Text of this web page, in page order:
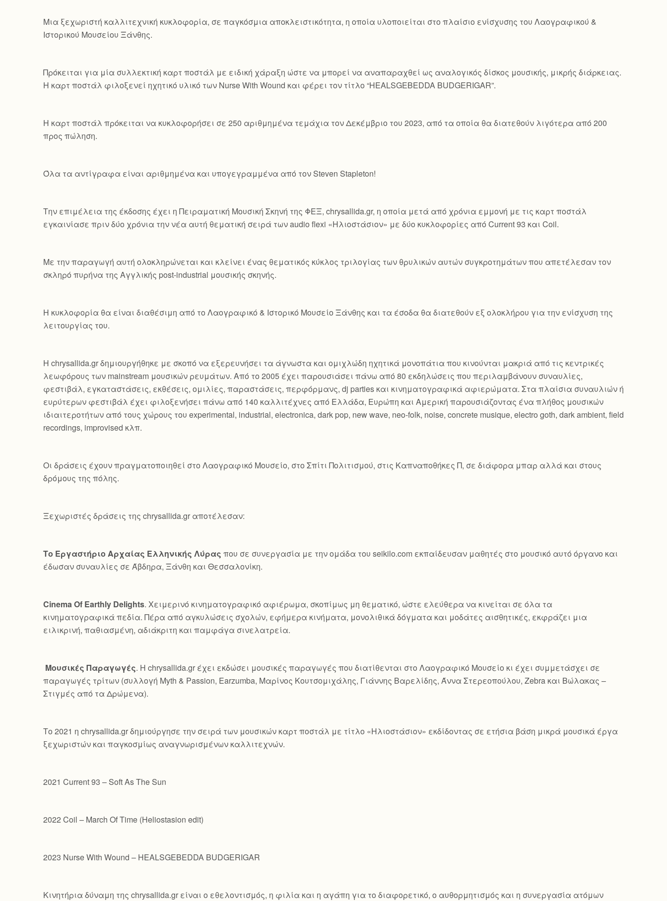
Mια ξεχωριστή καλλιτεχνική κυκλοφορία, σε παγκόσμια αποκλειστικότητα, η οποία υλοποιείται στο πλαίσιο ενίσχυσης του Λαογραφικού &
Ιστορικού Μουσείου Ξάνθης.
Πρόκειται για μία συλλεκτική καρτ ποστάλ με ειδική χάραξη ώστε να μπορεί να αναπαραχθεί ως αναλογικός δίσκος μουσικής, μικρής διάρκειας.
Η καρτ ποστάλ φιλοξενεί ηχητικό υλικό των Nurse With Wound και φέρει τον τίτλο “HEALSGEBEDDA BUDGERIGAR”.
Η καρτ ποστάλ πρόκειται να κυκλοφορήσει σε 250 αριθμημένα τεμάχια τον Δεκέμβριο του 2023, από τα οποία θα διατεθούν λιγότερα από 200
προς πώληση.
Όλα τα αντίγραφα είναι αριθμημένα και υπογεγραμμένα από τον Steven Stapleton!
Την επιμέλεια της έκδοσης έχει η Πειραματική Μουσική Σκηνή της ΦΕΞ, chrysallida.gr, η οποία μετά από χρόνια εμμονή με τις καρτ ποστάλ
εγκαινίασε πριν δύο χρόνια την νέα αυτή θεματική σειρά των audio flexi «Ηλιοστάσιον» με δύο κυκλοφορίες από Current 93 και Coil.
Με την παραγωγή αυτή ολοκληρώνεται και κλείνει ένας θεματικός κύκλος τριλογίας των θρυλικών αυτών συγκροτημάτων που απετέλεσαν τον
σκληρό πυρήνα της Αγγλικής post-industrial μουσικής σκηνής.
Η κυκλοφορία θα είναι διαθέσιμη από το Λαογραφικό & Ιστορικό Μουσείο Ξάνθης και τα έσοδα θα διατεθούν εξ ολοκλήρου για την ενίσχυση της
λειτουργίας του.
Η chrysallida.gr δημιουργήθηκε με σκοπό να εξερευνήσει τα άγνωστα και ομιχλώδη ηχητικά μονοπάτια που κινούνται μακριά από τις κεντρικές
λεωφόρους των mainstream μουσικών ρευμάτων. Από το 2005 έχει παρουσιάσει πάνω από 80 εκδηλώσεις που περιλαμβάνουν συναυλίες,
φεστιβάλ, εγκαταστάσεις, εκθέσεις, ομιλίες, παραστάσεις, περφόρμανς, dj parties και κινηματογραφικά αφιερώματα. Στα πλαίσια συναυλιών ή
ευρύτερων φεστιβάλ έχει φιλοξενήσει πάνω από 140 καλλιτέχνες από Ελλάδα, Ευρώπη και Αμερική παρουσιάζοντας ένα πλήθος μουσικών
ιδιαιτεροτήτων από τους χώρους του experimental, industrial, electronica, dark pop, new wave, neo-folk, noise, concrete musique, electro goth, dark ambient, field
recordings, improvised κλπ.
Οι δράσεις έχουν πραγματοποιηθεί στο Λαογραφικό Μουσείο, στο Σπίτι Πολιτισμού, στις Καπναποθήκες Π, σε διάφορα μπαρ αλλά και στους
δρόμους της πόλης.
Ξεχωριστές δράσεις της chrysallida.gr αποτέλεσαν:
Το Εργαστήριο Αρχαίας Ελληνικής Λύρας που σε συνεργασία με την ομάδα του seikilo.com εκπαίδευσαν μαθητές στο μουσικό αυτό όργανο και
έδωσαν συναυλίες σε Άβδηρα, Ξάνθη και Θεσσαλονίκη.
Cinema Of Earthly Delights. Χειμερινό κινηματογραφικό αφιέρωμα, σκοπίμως μη θεματικό, ώστε ελεύθερα να κινείται σε όλα τα
κινηματογραφικά πεδία. Πέρα από αγκυλώσεις σχολών, εφήμερα κινήματα, μονολιθικά δόγματα και μοδάτες αισθητικές, εκφράζει μια
ειλικρινή, παθιασμένη, αδιάκριτη και παμφάγα σινελατρεία.
Μουσικές Παραγωγές. Η chrysallida.gr έχει εκδώσει μουσικές παραγωγές που διατίθενται στο Λαογραφικό Μουσείο κι έχει συμμετάσχει σε
παραγωγές τρίτων (συλλογή Myth & Passion, Earzumba, Μαρίνος Κουτσομιχάλης, Γιάννης Βαρελίδης, Άννα Στερεοπούλου, Zebra και Βώλακας –
Στιγμές από τα Δρώμενα).
Το 2021 η chrysallida.gr δημιούργησε την σειρά των μουσικών καρτ ποστάλ με τίτλο «Ηλιοστάσιον» εκδίδοντας σε ετήσια βάση μικρά μουσικά έργα
ξεχωριστών και παγκοσμίως αναγνωρισμένων καλλιτεχνών.
2021 Current 93 – Soft As The Sun
2022 Coil – March Of Time (Heliostasion edit)
2023 Nurse With Wound – HEALSGEBEDDA BUDGERIGAR
Κινητήρια δύναμη της chrysallida.gr είναι ο εθελοντισμός, η φιλία και η αγάπη για το διαφορετικό, ο αυθορμητισμός και η συνεργασία ατόμων